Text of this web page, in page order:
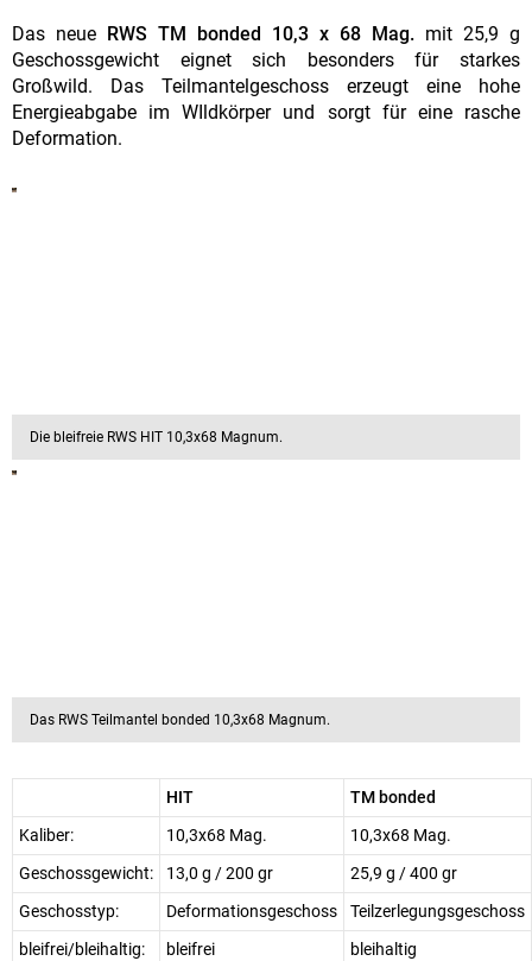
Das neue RWS TM bonded 10,3 x 68 Mag. mit 25,9 g
Geschossgewicht eignet sich besonders für starkes
Großwild. Das Teilmantelgeschoss erzeugt eine hohe
Energieabgabe im WIldkörper und sorgt für eine rasche
Deformation.
Die bleifreie RWS HIT 10,3x68 Magnum.
Das RWS Teilmantel bonded 10,3x68 Magnum.
HIT
TM bonded
Kaliber:
10,3x68 Mag.
10,3x68 Mag.
Geschossgewicht:
13,0 g / 200 gr
25,9 g / 400 gr
Geschosstyp:
Deformationsgeschoss
Teilzerlegungsgeschoss
bleifrei/bleihaltig:
bleifrei
bleihaltig